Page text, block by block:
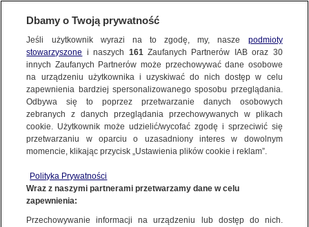
KONTAKT24
Wyślij Materiał
WYŚLIJ MATERIAŁ
NAJNOWSZE
GORĄCE TEMATY
Dzień dobry!
Jedno konto do wszystkich usług
Słupy świetlne Słupy świetlne
Dbamy o Twoją prywatność
Jeśli użytkownik wyrazi na to zgodę, my, nasze podmioty
stowarzyszone i naszych 161Zaufanych Partnerów IAB oraz 30
innych Zaufanych Partnerów może przechowywać dane osobowe
na urządzeniu użytkownika i uzyskiwać do nich dostęp w celu
zapewnienia bardziej spersonalizowanego sposobu przeglądania.
Odbywa się to poprzez przetwarzanie danych osobowych
zebranych z danych przeglądania przechowywanych w plikach
cookie. Użytkownik może udzielić/wycofać zgodę i sprzeciwić się
przetwarzaniu w oparciu o uzasadniony interes w dowolnym
momencie, klikając przycisk „Ustawienia plików cookie i reklam”.
Polityka Prywatności
Wraz z naszymi partnerami przetwarzamy dane w celu
zapewnienia:
Przechowywanie informacji na urządzeniu lub dostęp do nich.